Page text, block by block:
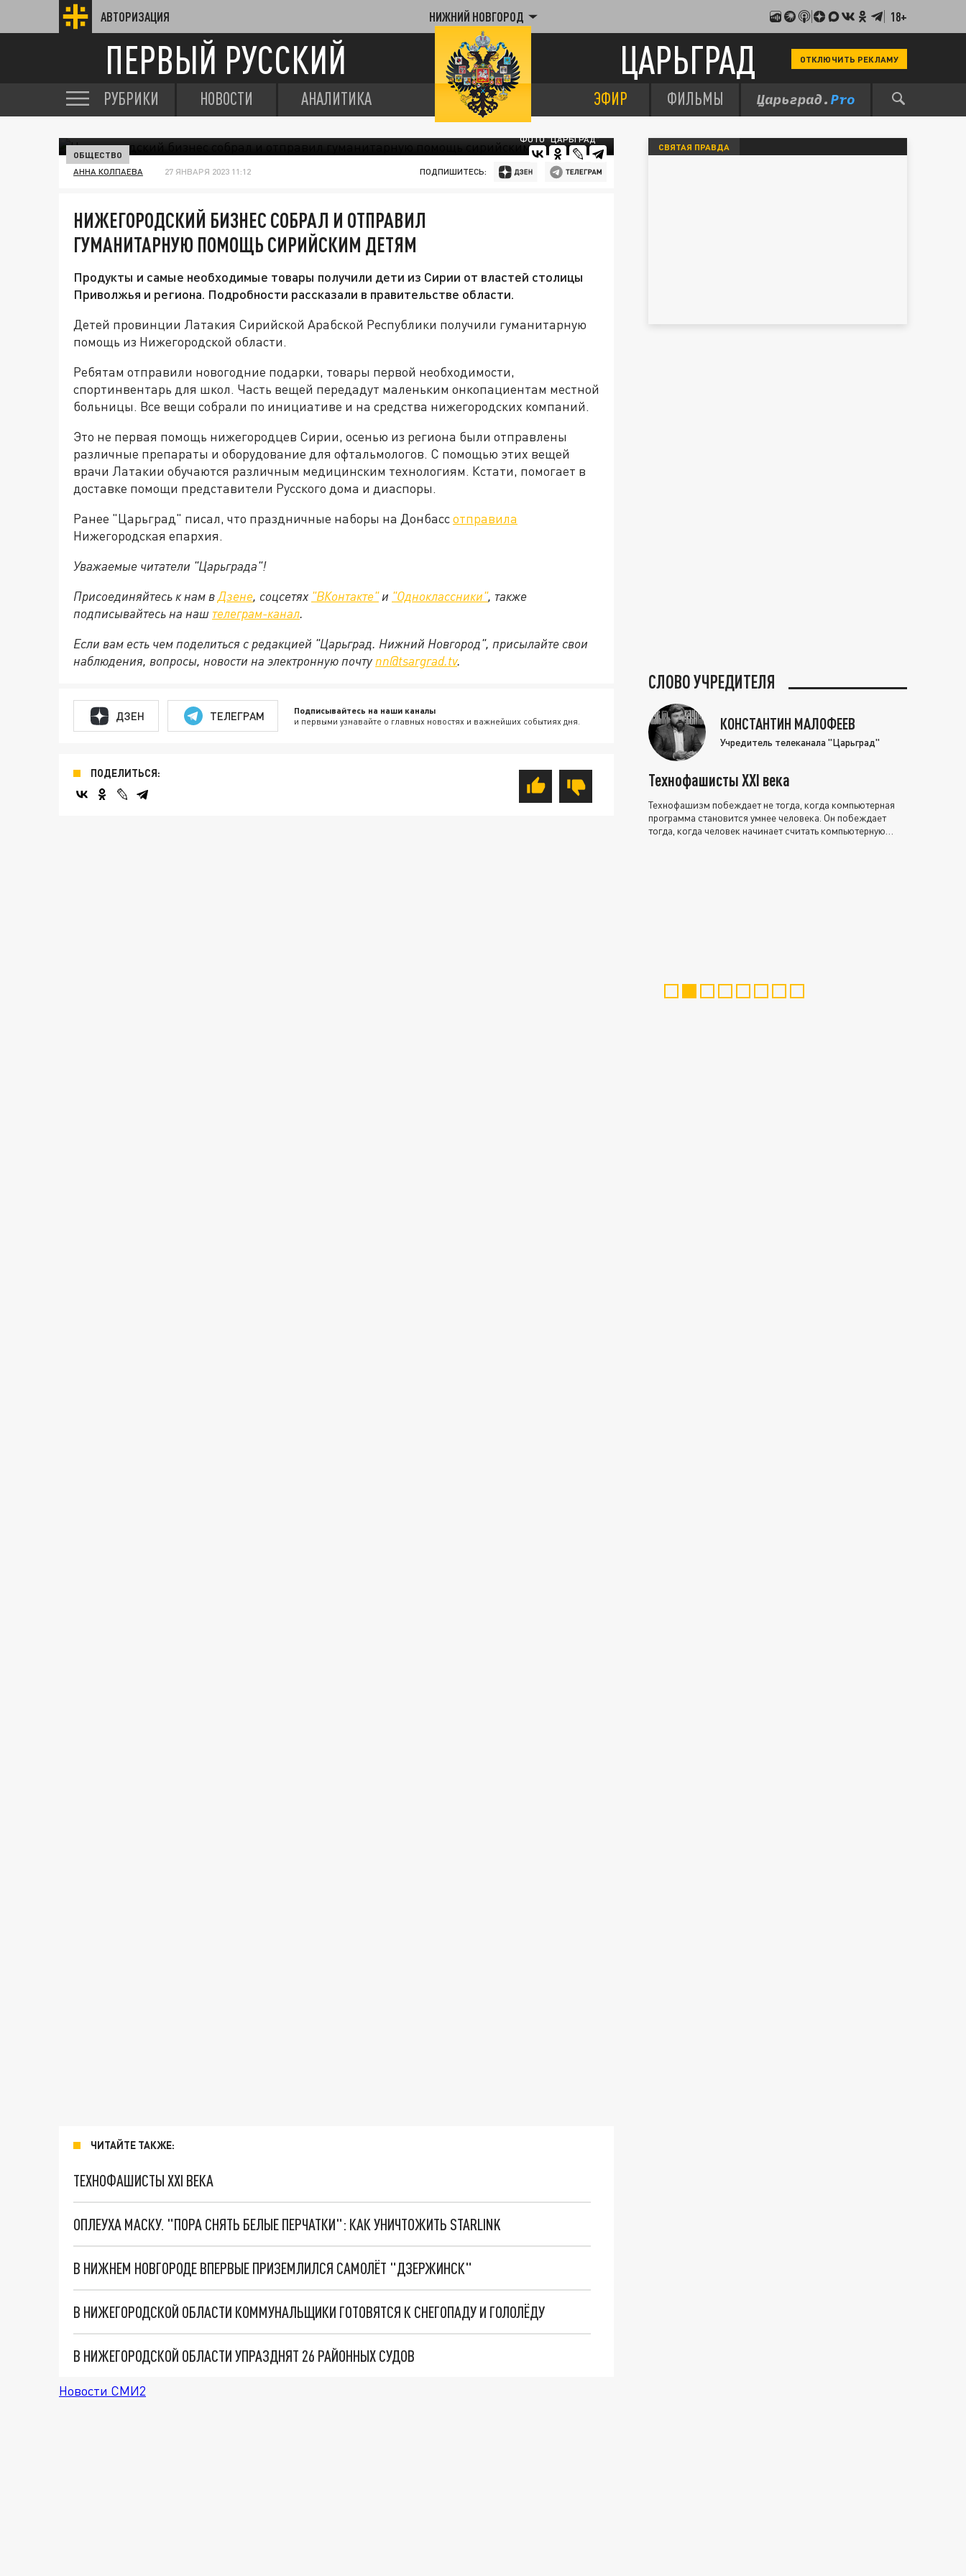
АВТОРИЗАЦИЯ НИЖНИЙ НОВГОРОД 18+
ПЕРВЫЙ РУССКИЙ ЦАРЬГРАД ОТКЛЮЧИТЬ РЕКЛАМУ
РУБРИКИ НОВОСТИ АНАЛИТИКА ЭФИР ФИЛЬМЫ
ФОТО "ЦАРЬГРАД"
ОБЩЕСТВО
АННА КОЛПАЕВА 27 ЯНВАРЯ 2023 11:12 ПОДПИШИТЕСЬ:
НИЖЕГОРОДСКИЙ БИЗНЕС СОБРАЛ И ОТПРАВИЛ
ГУМАНИТАРНУЮ ПОМОЩЬ СИРИЙСКИМ ДЕТЯМ
Продукты и самые необходимые товары получили дети из Сирии от властей столицы
Приволжья и региона. Подробности рассказали в правительстве области.
Детей провинции Латакия Сирийской Арабской Республики получили гуманитарную
помощь из Нижегородской области.
Ребятам отправили новогодние подарки, товары первой необходимости,
спортинвентарь для школ. Часть вещей передадут маленьким онкопациентам местной
больницы. Все вещи собрали по инициативе и на средства нижегородских компаний.
Это не первая помощь нижегородцев Сирии, осенью из региона были отправлены
различные препараты и оборудование для офтальмологов. С помощью этих вещей
врачи Латакии обучаются различным медицинским технологиям. Кстати, помогает в
доставке помощи представители Русского дома и диаспоры.
Ранее "Царьград" писал, что праздничные наборы на Донбассотправила
Нижегородская епархия.
Уважаемые читатели "Царьграда"!
Присоединяйтесь к нам вДзене, соцсетях "ВКонтакте"и "Одноклассники", также
подписывайтесь на наш телеграм-канал.
Если вам есть чем поделиться с редакцией "Царьград. Нижний Новгород", присылайте свои
наблюдения, вопросы, новости на электронную почту nn@tsargrad.tv.
ДЗЕН ТЕЛЕГРАМ Подписывайтесь на наши каналы
и первыми узнавайте о главных новостях и важнейших событиях дня.
ПОДЕЛИТЬСЯ:
ЧИТАЙТЕ ТАКЖЕ:
ТЕХНОФАШИСТЫ XXI ВЕКА
ОПЛЕУХА МАСКУ. "ПОРА СНЯТЬ БЕЛЫЕ ПЕРЧАТКИ": КАК УНИЧТОЖИТЬ STARLINK
В НИЖНЕМ НОВГОРОДЕ ВПЕРВЫЕ ПРИЗЕМЛИЛСЯ САМОЛЁТ "ДЗЕРЖИНСК"
В НИЖЕГОРОДСКОЙ ОБЛАСТИ КОММУНАЛЬЩИКИ ГОТОВЯТСЯ К СНЕГОПАДУ И ГОЛОЛЁДУ
В НИЖЕГОРОДСКОЙ ОБЛАСТИ УПРАЗДНЯТ 26 РАЙОННЫХ СУДОВ
Новости СМИ2
СВЯТАЯ ПРАВДА
СЛОВО УЧРЕДИТЕЛЯ
КОНСТАНТИН МАЛОФЕЕВ
Учредитель телеканала "Царьград"
Технофашисты XXI века
Технофашизм побеждает не тогда, когда компьютерная
программа становится умнее человека. Он побеждает
тогда, когда человек начинает считать компьютерную